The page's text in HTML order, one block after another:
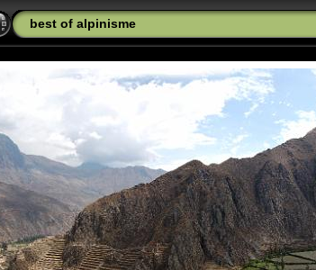
best of alpinisme